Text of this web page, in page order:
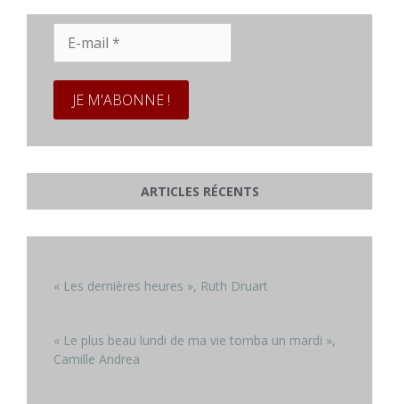
mail
ARTICLES RÉCENTS
« Les dernières heures », Ruth Druart
« Le plus beau lundi de ma vie tomba un mardi »,
Camille Andrea